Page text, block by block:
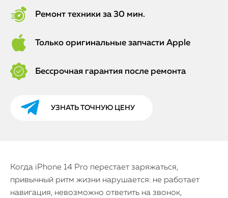
Ремонт техники за 30 мин.
Только оригинальные запчасти Apple
Бессрочная гарантия после ремонта
УЗНАТЬ ТОЧНУЮ ЦЕНУ
Когда iPhone 14 Pro перестает заряжаться,
привычный ритм жизни нарушается: не работает
навигация, невозможно ответить на звонок,